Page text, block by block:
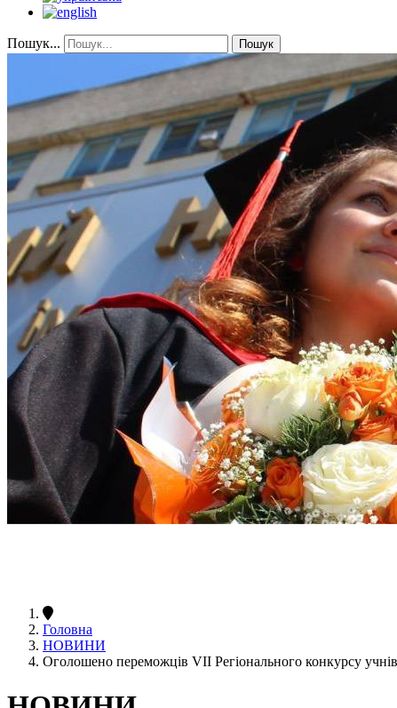
Пошук... Пошук
Головна
НОВИНИ
Оголошено переможців VII Регіонального конкурсу